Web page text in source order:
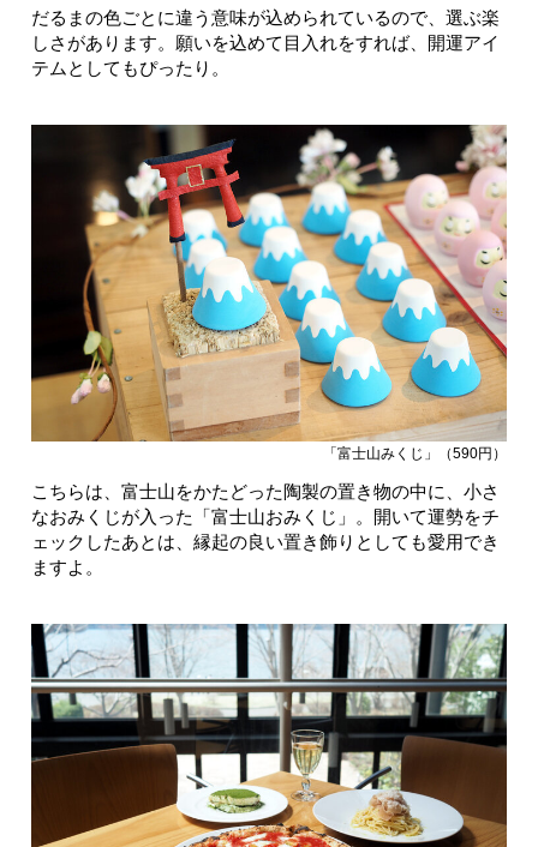
だるまの色ごとに違う意味が込められているので、選ぶ楽
しさがあります。願いを込めて目入れをすれば、開運アイ
テムとしてもぴったり。
「富士山みくじ」（590円）
こちらは、富士山をかたどった陶製の置き物の中に、小さ
なおみくじが入った「富士山おみくじ」。開いて運勢をチ
ェックしたあとは、縁起の良い置き飾りとしても愛用でき
ますよ。